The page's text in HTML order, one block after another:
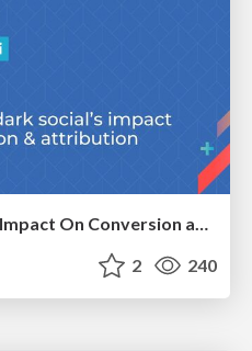
Measuring Dark Social's Impact On Conversion and Attribution
2 240